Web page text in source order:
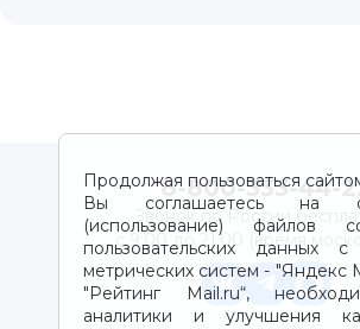
Продолжая пользоваться
Вы соглашаетесь на
(использование) файлов
пользовательских данных
метрических систем - "Яндекс
"Рейтинг Mail.ru“,
аналитики и улучшения
8-800-333-44-
Звонок по России
с 9:00 до 21:00 (время